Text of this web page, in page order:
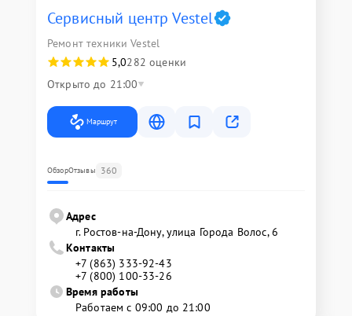
Сервисный центр Vestel
Ремонт техники Vestel
5,0282 оценки
Открыто до 21:00
Маршрут
ОбзорОтзывы 360
Адрес
г. Ростов-на-Дону, улица Города Волос, 6
Контакты
+7 (863) 333-92-43
+7 (800) 100-33-26
Время работы
Работаем с 09:00 до 21:00